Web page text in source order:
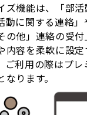
ズ機能は、「部
動に関する連絡
の他」連絡の受
内容を柔軟に設
ご利用の際はプレ
ります。